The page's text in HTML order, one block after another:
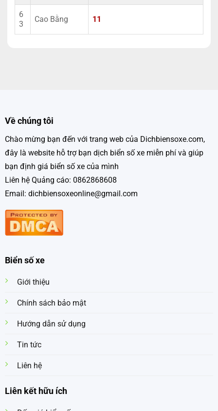
6
3
Cao Bằng 11
Về chúng tôi
Chào mừng bạn đến với trang web của Dichbiensoxe.com,
đây là website hỗ trợ bạn dịch biển số xe miễn phí và giúp
bạn định giá biển số xe của mình
Liên hệ Quảng cáo: 0862868608
Email: dichbiensoxeonline@gmail.com
Biển số xe
Giới thiệu
Chính sách bảo mật
Hướng dẫn sử dụng
Tin tức
Liên hệ
Liên kết hữu ích